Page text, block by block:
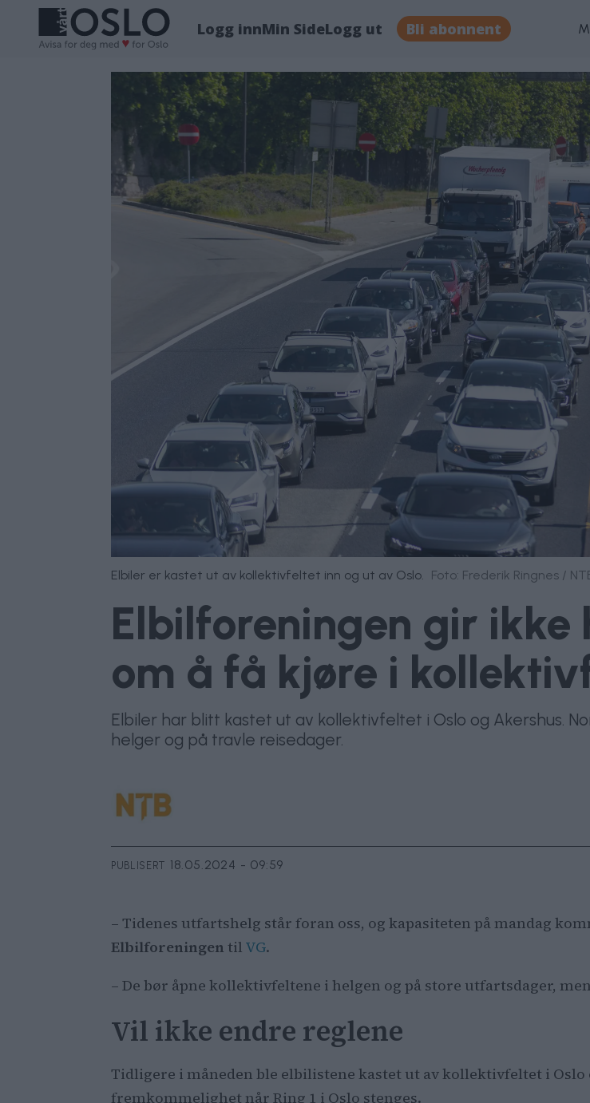
Logg innMin SideLogg ut Bli abonnent
Elbiler er kastet ut av kollektivfeltet inn og ut av Oslo. Foto: Frederik Ringnes /
Elbilforeningen gir
om å få kjøre i
Elbiler har blitt kastet ut av kollektivfeltet i Oslo og Akershus.
helger og på travle reisedager.
PUBLISERT 18.05.2024 - 09:59
– Tidenes utfartshelg står foran oss, og kapasiteten på mandag
Elbilforeningen til VG.
– De bør åpne kollektivfeltene i helgen og på store utfartsdager,
Vil ikke endre reglene
Tidligere i måneden ble elbilistene kastet ut av kollektivfeltet i Oslo
fremkommelighet når Ring 1 i Oslo stenges.